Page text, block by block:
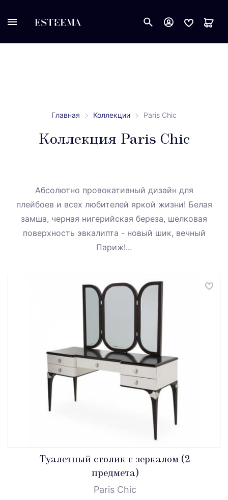
Главная Коллекции Paris Chic
Коллекция Paris Chic
Абсолютно провокативный дизайн для
плейбоев и всех любителей яркой жизни! Белая
замша, черная нигерийская береза, шелковая
поверхность эвкалипта - новый шик, вечный
Париж!...
Туалетный столик с зеркалом (2
предмета)
Paris Chic